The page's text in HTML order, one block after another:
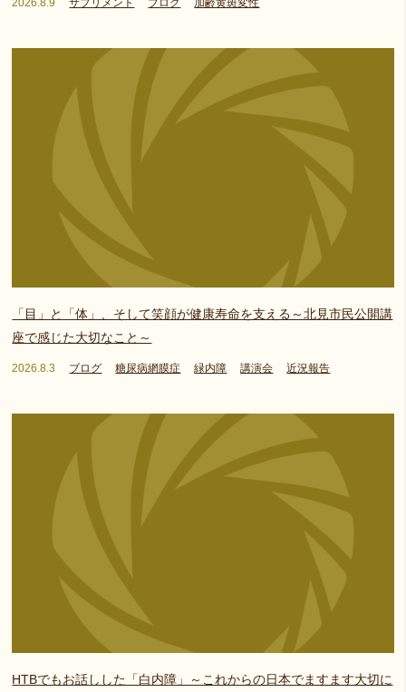
2026.8.9 サプリメント ブログ 加齢黄斑変性
「目」と「体」、そして笑顔が健康寿命を支える～北見市民公開講
座で感じた大切なこと～
2026.8.3 ブログ 糖尿病網膜症 緑内障 講演会 近況報告
HTBでもお話しした「白内障」～これからの日本でますます大切に